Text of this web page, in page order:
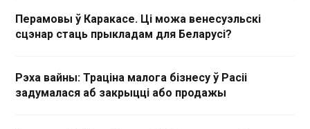
Перамовы ў Каракасе. Ці можа венесуэльскі
сцэнар стаць прыкладам для Беларусі?
Рэха вайны: Траціна малога бізнесу ў Расіі
задумалася аб закрыцці або продажы